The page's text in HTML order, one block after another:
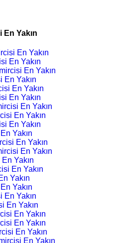
Yakın
En Yakın
En Yakın
En Yakın
En Yakın
En Yakın
En Yakın
En Yakın
En Yakın
En Yakın
Yakın
En Yakın
En Yakın
Yakın
En Yakın
Yakın
Yakın
En Yakın
En Yakın
En Yakın
En Yakın
En Yakın
En Yakın